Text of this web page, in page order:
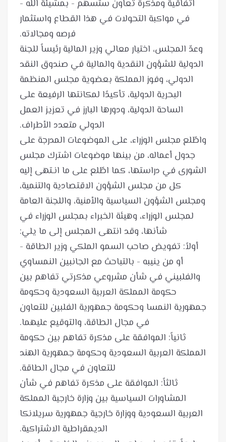
اتفاقية ومذكرة تعاون ستسهم - بمشيئة الله -
في مواكبة التحولات في هذا القطاع واستثمار
وعدّ المجلس، اختيار معالي وزير المالية رئيساً للجنة
الدولية للشؤون النقدية والمالية في صندوق النقد
الدولي، وفوز المملكة بعضوية مجلس المنظمة
البحرية الدولية، تأكيدًا لمكانتها الرفيعة على
الساحة الدولية، ودورها البارز في تعزيز العمل
واطّلع مجلس الوزراء، على الموضوعات المدرجة على
جدول أعماله، من بينها موضوعات اشترك مجلس
الشورى في دراستها، كما اطّلع على ما انـتهى إليه
كل من مجلس الشؤون الاقتصادية والتنمية،
ومجلس الشؤون السياسية والأمنية، واللجنة العامة
لمجلس الوزراء، وهيئة الخبراء بمجلس الوزراء في
أولاً: تفويض صاحب السمو الملكي وزير الطاقة -
أو من ينيبه - بالتباحث مع الجانبين النمساوي
والفلبيني في شأن مشروعي مذكرتي تفاهم بين
حكومة المملكة العربية السعودية وحكومة
جمهورية النمسا وحكومة جمهورية الفلبين للتعاون
ثانياً: الموافقة على مذكرة تفاهم بين حكومة
المملكة العربية السعودية وحكومة جمهورية الهند
ثالثاً: الموافقة على مذكرة تفاهم في شأن
المشاورات السياسية بين وزارة خارجية المملكة
العربية السعودية ووزارة خارجية جمهورية سريلانكا